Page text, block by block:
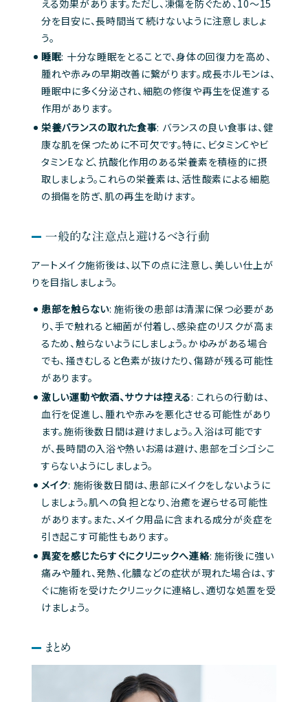
える効果があります。ただし、凍傷を防ぐため、10～15
分を目安に、長時間当て続けないように注意しましょ
う。
睡眠: 十分な睡眠をとることで、身体の回復力を高め、
腫れや赤みの早期改善に繋がります。成長ホルモンは、
睡眠中に多く分泌され、細胞の修復や再生を促進する
作用があります。
栄養バランスの取れた食事: バランスの良い食事は、健
康な肌を保つために不可欠です。特に、ビタミンCやビ
タミンEなど、抗酸化作用のある栄養素を積極的に摂
取しましょう。これらの栄養素は、活性酸素による細胞
の損傷を防ぎ、肌の再生を助けます。
一般的な注意点と避けるべき行動
アートメイク施術後は、以下の点に注意し、美しい仕上が
りを目指しましょう。
患部を触らない: 施術後の患部は清潔に保つ必要があ
り、手で触れると細菌が付着し、感染症のリスクが高ま
るため、触らないようにしましょう。かゆみがある場合
でも、掻きむしると色素が抜けたり、傷跡が残る可能性
があります。
激しい運動や飲酒、サウナは控える: これらの行動は、
血行を促進し、腫れや赤みを悪化させる可能性があり
ます。施術後数日間は避けましょう。入浴は可能です
が、長時間の入浴や熱いお湯は避け、患部をゴシゴシこ
すらないようにしましょう。
メイク: 施術後数日間は、患部にメイクをしないように
しましょう。肌への負担となり、治癒を遅らせる可能性
があります。また、メイク用品に含まれる成分が炎症を
引き起こす可能性もあります。
異変を感じたらすぐにクリニックへ連絡: 施術後に強い
痛みや腫れ、発熱、化膿などの症状が現れた場合は、す
ぐに施術を受けたクリニックに連絡し、適切な処置を受
けましょう。
まとめ